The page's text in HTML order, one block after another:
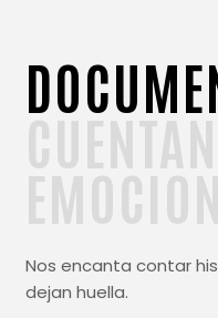
CUENTAN
Nos encanta contar
dejan huella.